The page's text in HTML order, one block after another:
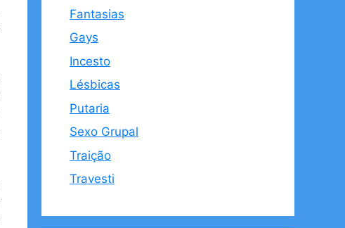
Fantasias
Gays
Incesto
Lésbicas
Putaria
Sexo Grupal
Traição
Travesti